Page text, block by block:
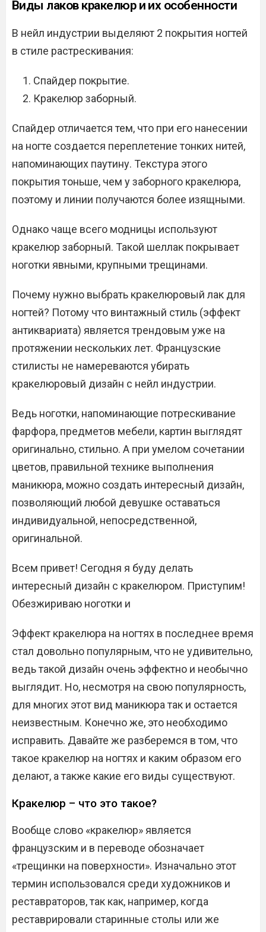
Виды лаков кракелюр и их особенности
В нейл индустрии выделяют 2 покрытия ногтей
в стиле растрескивания:
Спайдер покрытие.
Кракелюр заборный.
Спайдер отличается тем, что при его нанесении
на ногте создается переплетение тонких нитей,
напоминающих паутину. Текстура этого
покрытия тоньше, чем у заборного кракелюра,
поэтому и линии получаются более изящными.
Однако чаще всего модницы используют
кракелюр заборный. Такой шеллак покрывает
ноготки явными, крупными трещинами.
Почему нужно выбрать кракелюровый лак для
ногтей? Потому что винтажный стиль (эффект
антиквариата) является трендовым уже на
протяжении нескольких лет. Французские
стилисты не намереваются убирать
кракелюровый дизайн с нейл индустрии.
Ведь ноготки, напоминающие потрескивание
фарфора, предметов мебели, картин выглядят
оригинально, стильно. А при умелом сочетании
цветов, правильной технике выполнения
маникюра, можно создать интересный дизайн,
позволяющий любой девушке оставаться
индивидуальной, непосредственной,
оригинальной.
Всем привет! Сегодня я буду делать
интересный дизайн с кракелюром. Приступим!
Обезжириваю ноготки и
Эффект кракелюра на ногтях в последнее время
стал довольно популярным, что не удивительно,
ведь такой дизайн очень эффектно и необычно
выглядит. Но, несмотря на свою популярность,
для многих этот вид маникюра так и остается
неизвестным. Конечно же, это необходимо
исправить. Давайте же разберемся в том, что
такое кракелюр на ногтях и каким образом его
делают, а также какие его виды существуют.
Кракелюр – что это такое?
Вообще слово «кракелюр» является
французским и в переводе обозначает
«трещинки на поверхности». Изначально этот
термин использовался среди художников и
реставраторов, так как, например, когда
реставрировали старинные столы или же